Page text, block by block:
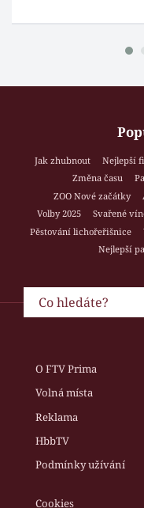
Jak zhubnout Nejlepší
Změna času
ZOO Nové začátky
Volby 2025
Svařené
Pěstování lichořeřišnice
Nejlepší
O FTV Prima
Volná místa
Reklama
HbbTV
Podmínky užívání
Cookies